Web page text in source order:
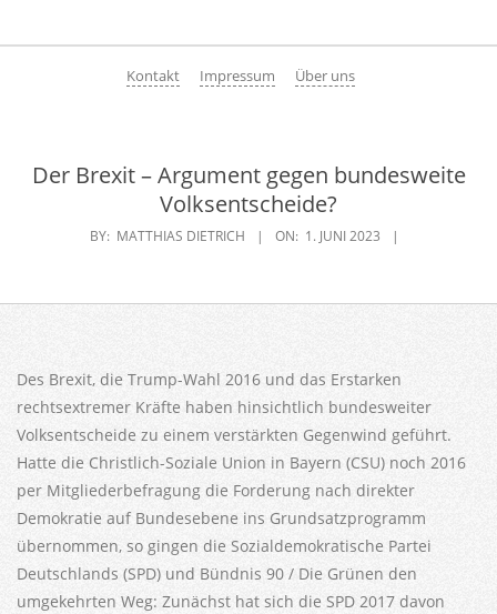
to
Kontakt Impressum Über uns
Der Brexit – Argument gegen bundesweite
Volksentscheide?
BY: MATTHIAS DIETRICH ON: 1. JUNI 2023
Des Brexit, die Trump-Wahl 2016 und das Erstarken
rechtsextremer Kräfte haben hinsichtlich bundesweiter
Volksentscheide zu einem verstärkten Gegenwind geführt.
Hatte die Christlich-Soziale Union in Bayern (CSU) noch 2016
per Mitgliederbefragung die Forderung nach direkter
Demokratie auf Bundesebene ins Grundsatzprogramm
übernommen, so gingen die Sozialdemokratische Partei
Deutschlands (SPD) und Bündnis 90 / Die Grünen den
umgekehrten Weg: Zunächst hat sich die SPD 2017 davon